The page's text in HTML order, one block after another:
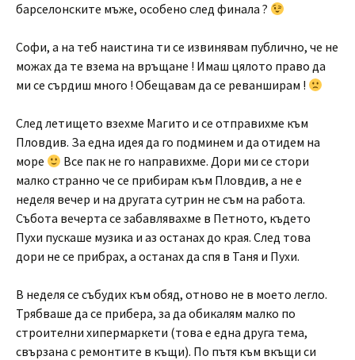
барселонските мъже, особено след финала ?
Софи, а на теб наистина ти се извинявам публично, че не
можах да те взема на връщане ! Имаш цялото право да
ми се сърдиш много ! Обещавам да се реванширам !
След летището взехме Магито и се отправихме към
Пловдив. За една идея да го подминем и да отидем на
море
Все пак не го направихме. Дори ми се стори
малко странно че се прибирам към Пловдив, а не е
неделя вечер и на другата сутрин не съм на работа.
Събота вечерта се забавлявахме в Петното, където
Пухи пускаше музика и аз останах до края. След това
дори не се прибрах, а останах да спя в Таня и Пухи.
В неделя се събудих към обяд, отново не в моето легло.
Трябваше да се прибера, за да обикалям малко по
строителни хипермаркети (това е една друга тема,
свързана с ремонтите в къщи). По пътя към вкъщи си